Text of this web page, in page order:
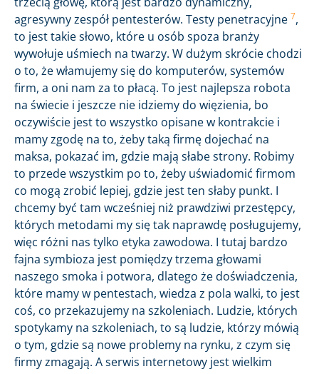
agresywny zespół pentesterów. Testy penetracyjne 7,
to jest takie słowo, które u osób spoza branży
wywołuje uśmiech na twarzy. W dużym skrócie chodzi
o to, że włamujemy się do komputerów, systemów
firm, a oni nam za to płacą. To jest najlepsza robota
na świecie i jeszcze nie idziemy do więzienia, bo
oczywiście jest to wszystko opisane w kontrakcie i
mamy zgodę na to, żeby taką firmę dojechać na
maksa, pokazać im, gdzie mają słabe strony. Robimy
to przede wszystkim po to, żeby uświadomić firmom
co mogą zrobić lepiej, gdzie jest ten słaby punkt. I
chcemy być tam wcześniej niż prawdziwi przestępcy,
których metodami my się tak naprawdę posługujemy,
więc różni nas tylko etyka zawodowa. I tutaj bardzo
fajna symbioza jest pomiędzy trzema głowami
naszego smoka i potwora, dlatego że doświadczenia,
które mamy w pentestach, wiedza z pola walki, to jest
coś, co przekazujemy na szkoleniach. Ludzie, których
spotykamy na szkoleniach, to są ludzie, którzy mówią
o tym, gdzie są nowe problemy na rynku, z czym się
firmy zmagają. A serwis internetowy jest wielkim